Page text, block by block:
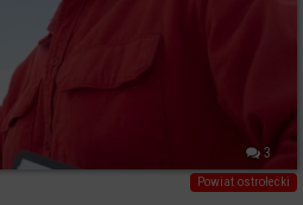
3
Powiat ostrołecki